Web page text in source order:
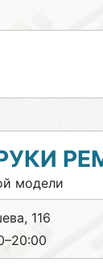
модели
116